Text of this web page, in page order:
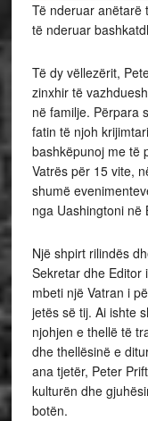
Të nderuar anëtarë
të nderuar
Të dy vëllezërit,
zinxhir të
në familje. Përpara
fatin të njoh
bashkëpunoj me të
Vatrës për 15 vite,
shumë
nga Uashingtoni në
Një shpirt rilindës
Sekretar dhe Editor
mbeti një Vatran i
jetës së tij. Ai ishte
njohjen e thellë të
dhe thellësinë e
ana tjetër, Peter
kulturën dhe
botën.